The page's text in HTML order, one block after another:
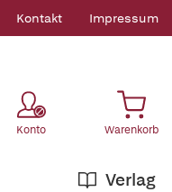
Kontakt Impressum
Konto Warenkorb
Verlag